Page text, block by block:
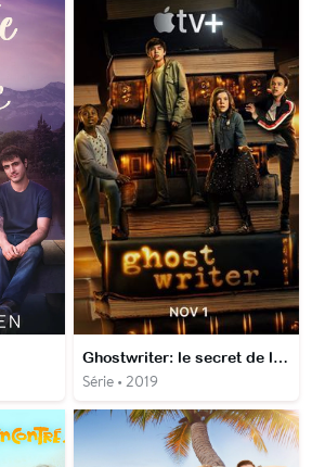
Ghostwriter: le secret de la plume
Série • 2019